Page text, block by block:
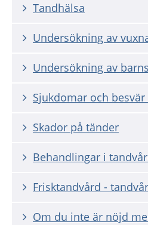
Tandhälsa
Undersökning av
Undersökning av
Sjukdomar och
Skador på tänder
Behandlingar i
Frisktandvård -
Om du inte är nöjd